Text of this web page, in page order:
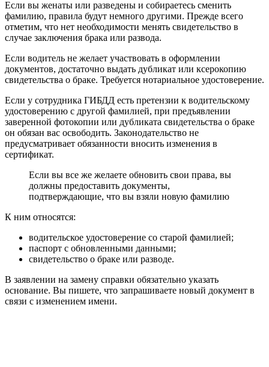
Если вы женаты или разведены и собираетесь сменить
фамилию, правила будут немного другими. Прежде всего
отметим, что нет необходимости менять свидетельство в
случае заключения брака или развода.
Если водитель не желает участвовать в оформлении
документов, достаточно выдать дубликат или ксерокопию
свидетельства о браке. Требуется нотариальное удостоверение.
Если у сотрудника ГИБДД есть претензии к водительскому
удостоверению с другой фамилией, при предъявлении
заверенной фотокопии или дубликата свидетельства о браке
он обязан вас освободить. Законодательство не
предусматривает обязанности вносить изменения в
сертификат.
Если вы все же желаете обновить свои права, вы
должны предоставить документы,
подтверждающие, что вы взяли новую фамилию
К ним относятся:
водительское удостоверение со старой фамилией;
паспорт с обновленными данными;
свидетельство о браке или разводе.
В заявлении на замену справки обязательно указать
основание. Вы пишете, что запрашиваете новый документ в
связи с изменением имени.